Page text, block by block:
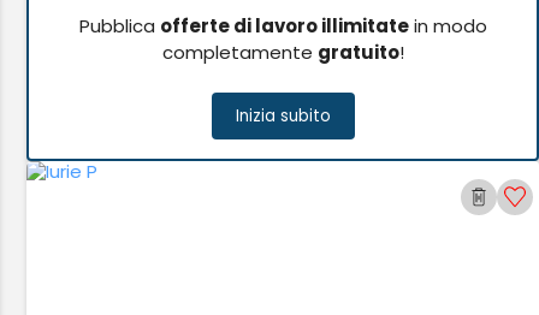
Pubblica offerte di lavoro illimitatein modo
completamente gratuito!
Inizia subito